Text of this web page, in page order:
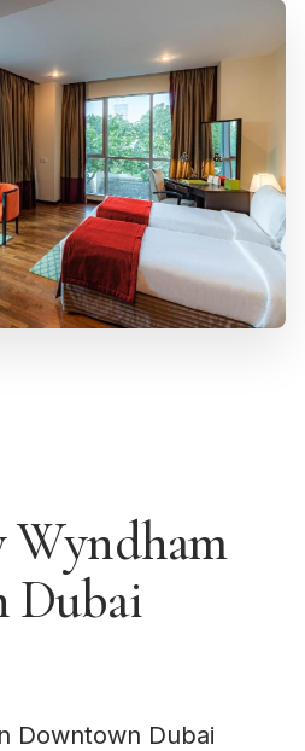
Wyndham
Dubai
Downtown Dubai